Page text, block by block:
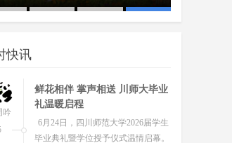
快讯
吟
礼温暖启程
6月24日，四川师范大学2026届学生
吟
“鱼戏莲叶间” 北湖生态公园勾
勒夏日美景
6月23日，北湖生态公园的荷塘景致
尽显独属于东方的中式美学。一池莲